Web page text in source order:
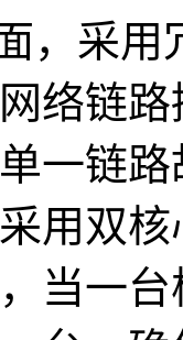
，采用
络链
一链
用双
当一